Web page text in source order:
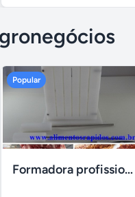
Popular
Formadora profissional carne